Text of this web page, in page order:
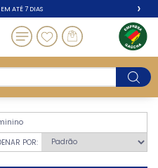
ATÉ 7 DIAS ›
POR: